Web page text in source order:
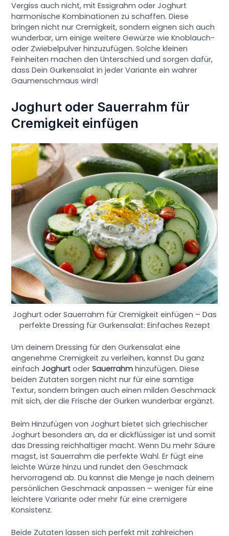
Vergiss auch nicht, mit Essigrahm oder Joghurt
harmonische Kombinationen zu schaffen. Diese
bringen nicht nur Cremigkeit, sondern eignen sich auch
wunderbar, um einige weitere Gewürze wie Knoblauch-
oder Zwiebelpulver hinzuzufügen. Solche kleinen
Feinheiten machen den Unterschied und sorgen dafür,
dass Dein Gurkensalat in jeder Variante ein wahrer
Gaumenschmaus wird!
Joghurt oder Sauerrahm für
Cremigkeit einfügen
Joghurt oder Sauerrahm für Cremigkeit einfügen – Das
perfekte Dressing für Gurkensalat: Einfaches Rezept
Um deinem Dressing für den Gurkensalat eine
angenehme Cremigkeit zu verleihen, kannst Du ganz
einfachJoghurt oderSauerrahm hinzufügen. Diese
beiden Zutaten sorgen nicht nur für eine samtige
Textur, sondern bringen auch einen milden Geschmack
mit sich, der die Frische der Gurken wunderbar ergänzt.
Beim Hinzufügen von Joghurt bietet sich griechischer
Joghurt besonders an, da er dickflüssiger ist und somit
das Dressing reichhaltiger macht. Wenn Du mehr Säure
magst, ist Sauerrahm die perfekte Wahl. Er fügt eine
leichte Würze hinzu und rundet den Geschmack
hervorragend ab. Du kannst die Menge je nach deinem
persönlichen Geschmack anpassen – weniger für eine
leichtere Variante oder mehr für eine cremigere
Konsistenz.
Beide Zutaten lassen sich perfekt mit zahlreichen